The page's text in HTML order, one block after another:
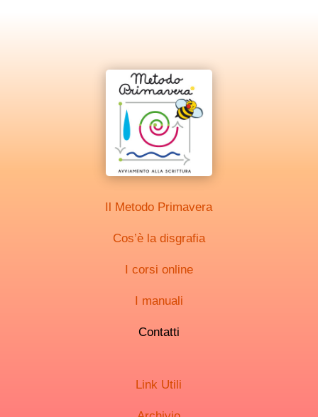
Il Metodo Primavera
Cos’è la disgrafia
I corsi online
I manuali
Contatti
Link Utili